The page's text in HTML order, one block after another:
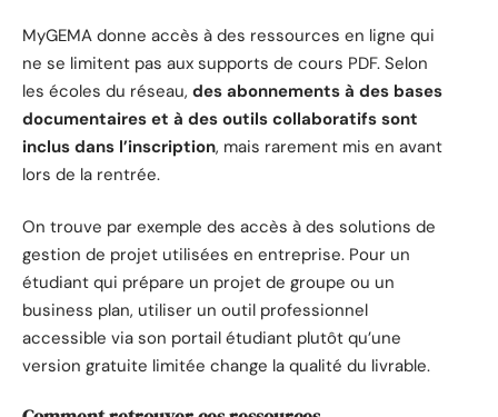
MyGEMA donne accès à des ressources en ligne qui
ne se limitent pas aux supports de cours PDF. Selon
les écoles du réseau, des abonnements à des bases
documentaires et à des outils collaboratifs sont
inclus dans l’inscription, mais rarement mis en avant
lors de la rentrée.
On trouve par exemple des accès à des solutions de
gestion de projet utilisées en entreprise. Pour un
étudiant qui prépare un projet de groupe ou un
business plan, utiliser un outil professionnel
accessible via son portail étudiant plutôt qu’une
version gratuite limitée change la qualité du livrable.